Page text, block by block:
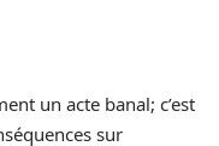
un acte banal; c’est
sur